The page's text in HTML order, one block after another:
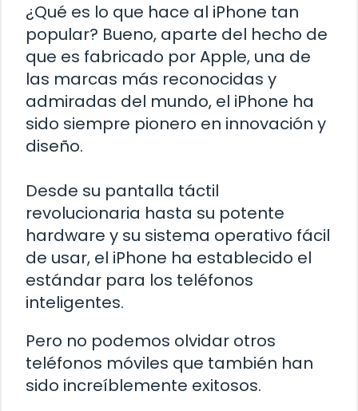
¿Qué es lo que hace al iPhone tan
popular? Bueno, aparte del hecho de
que es fabricado por Apple, una de
las marcas más reconocidas y
admiradas del mundo, el iPhone ha
sido siempre pionero en innovación y
diseño.
Desde su pantalla táctil
revolucionaria hasta su potente
hardware y su sistema operativo fácil
de usar, el iPhone ha establecido el
estándar para los teléfonos
inteligentes.
Pero no podemos olvidar otros
teléfonos móviles que también han
sido increíblemente exitosos.